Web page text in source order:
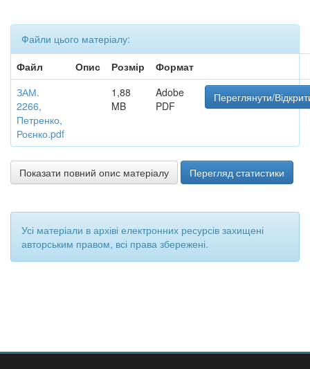
Файли цього матеріалу:
Файл
Опис Розмір
Формат
ЗАМ.
2266,
Петренко,
Роєнко.pdf
1,88
MB
Adobe
PDF
Переглянути/
Показати повний опис матеріалу Перегляд статистики
Усі матеріали в архіві електронних ресурсів захищені
авторським правом, всі права збережені.